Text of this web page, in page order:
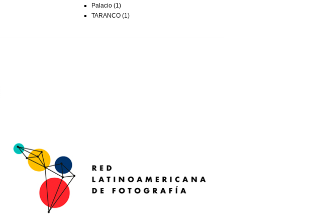
Palacio (1)
TARANCO (1)